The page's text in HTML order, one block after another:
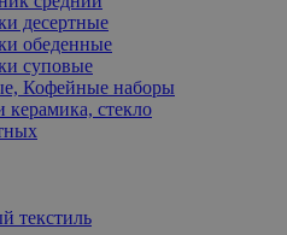
десертные
обеденные
суповые
Кофейные наборы
стекло
текстиль